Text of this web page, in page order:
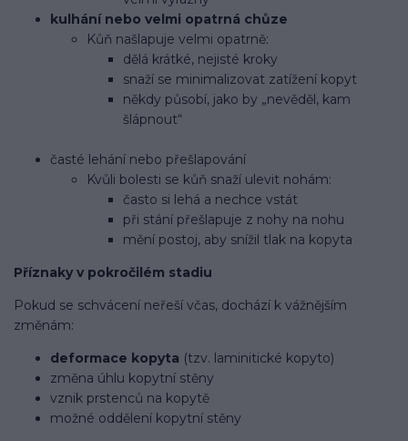
kulhání nebo velmi opatrná chůze
Kůň našlapuje velmi opatrně:
dělá krátké, nejisté kroky
snaží se minimalizovat zatížení kopyt
někdy působí, jako by „nevěděl, kam
šlápnout“
časté lehání nebo přešlapování
Kvůli bolesti se kůň snaží ulevit nohám:
často si lehá a nechce vstát
při stání přešlapuje z nohy na nohu
mění postoj, aby snížil tlak na kopyta
Příznaky v pokročilém stadiu
Pokud se schvácení neřeší včas, dochází k vážnějším
změnám:
deformace kopyta (tzv. laminitické kopyto)
změna úhlu kopytní stěny
vznik prstenců na kopytě
možné oddělení kopytní stěny